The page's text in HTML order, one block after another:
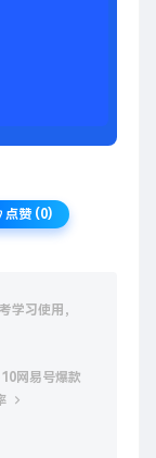
点赞 (0)
学习使用，
网易号爆款